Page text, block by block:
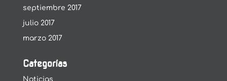
septiembre 2017
julio 2017
marzo 2017
Categorías
Noticias